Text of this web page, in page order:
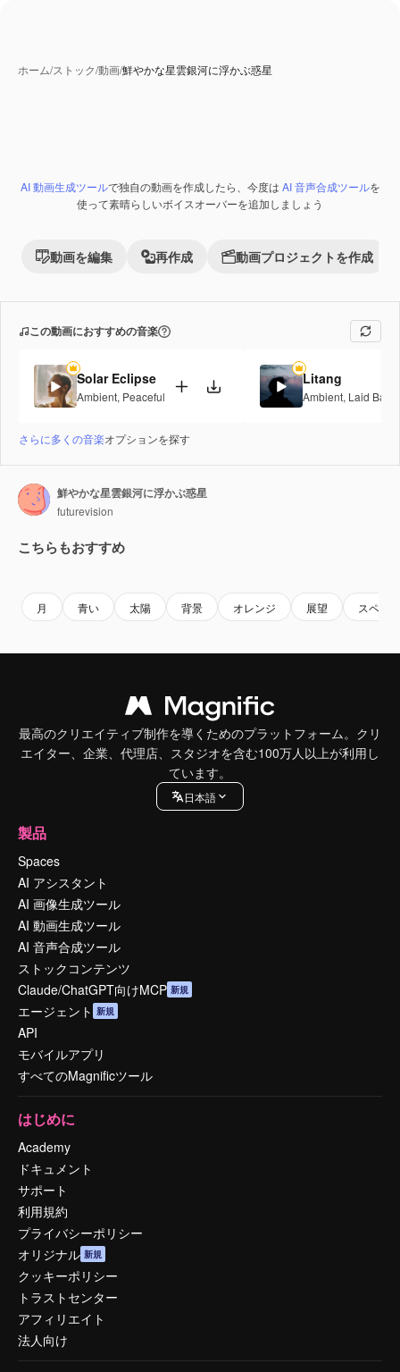
ホーム/ストック/動画/鮮やかな星雲銀河に浮かぶ惑星
PremiumAI 生成コンテンツ
AI 動画生成ツールで独自の動画を作成したら、今度は AI 音声合成ツールを
使って素晴らしいボイスオーバーを追加しましょう
動画を編集 再作成 動画プロジェクトを作成
この動画におすすめの音楽
Solar Eclipse
Ambient, Peaceful
Litang
Ambient, Laid Back
さらに多くの音楽オプションを探す
鮮やかな星雲銀河に浮かぶ惑星
futurevision
こちらもおすすめ
月 青い 太陽 背景 オレンジ 展望 スペース
最高のクリエイティブ制作を導くためのプラットフォーム。クリ
エイター、企業、代理店、スタジオを含む100万人以上が利用し
ています。
日本語
製品
Spaces
AI アシスタント
AI 画像生成ツール
AI 動画生成ツール
AI 音声合成ツール
ストックコンテンツ
Claude/ChatGPT向けMCP 新規
エージェント 新規
API
モバイルアプリ
すべてのMagnificツール
はじめに
Academy
ドキュメント
サポート
利用規約
プライバシーポリシー
オリジナル 新規
クッキーポリシー
トラストセンター
アフィリエイト
法人向け